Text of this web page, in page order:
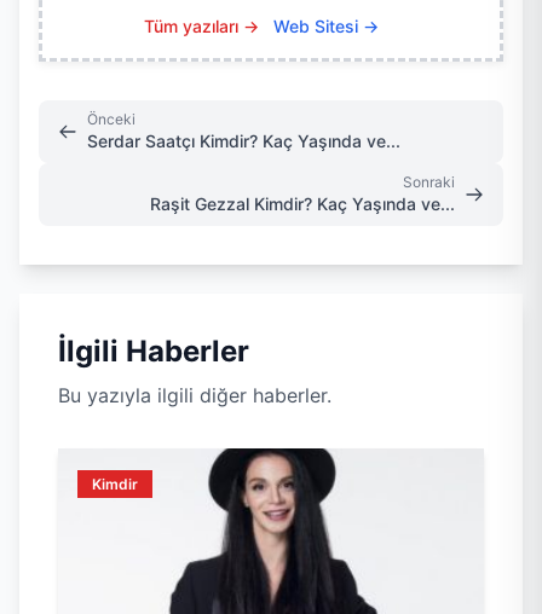
Tüm yazıları → Web Sitesi →
Önceki
Serdar Saatçı Kimdir? Kaç Yaşında ve...
Sonraki
Raşit Gezzal Kimdir? Kaç Yaşında ve...
İlgili Haberler
Bu yazıyla ilgili diğer haberler.
Kimdir